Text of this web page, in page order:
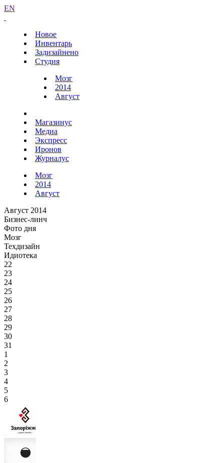
EN
Новое
Инвентарь
Задизайнено
Студия
Мозг
2014
Август
Магазинус
Медиа
Экспресс
Иронов
Журналус
Мозг
2014
Август
Август 2014
Бизнес-линч
Фото дня
Мозг
Техдизайн
Идиотека
22
23
24
25
26
27
28
29
30
31
1
2
3
4
5
6